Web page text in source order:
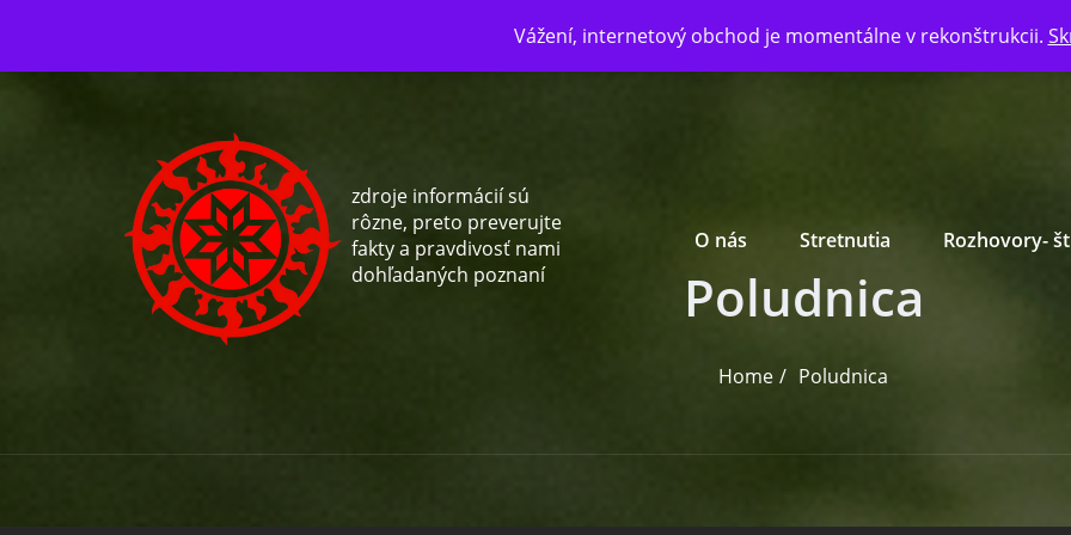
Vážení, internetový obchod je momentálne v rekonštrukcii.
zdroje informácií sú
rôzne, preto preverujte
fakty a pravdivosť nami
dohľadaných poznaní
O nás
Stretnutia Rozhovory-
Poludnica
Home Poludnica